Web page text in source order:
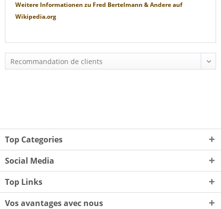
Weitere Informationen zu Fred Bertelmann & Andereauf
Wikipedia.org
Top Categories
Social Media
Top Links
Vos avantages avec nous